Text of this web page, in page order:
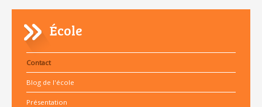
École
Contact
Blog de l'école
Présentation